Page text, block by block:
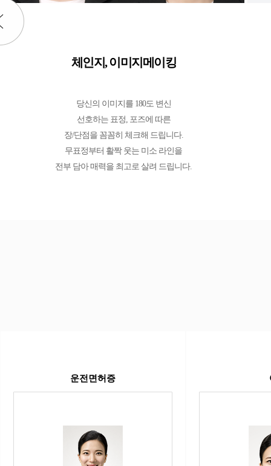
체인지, 이미지메이킹
당신의 이미지를 180도 변신
선호하는 표정, 포즈에 따른
장/단점을 꼼꼼히 체크해 드립니다.
무표정부터 활짝 웃는 미소 라인을
전부 담아 매력을 최고로 살려 드립니다.
운전면허증